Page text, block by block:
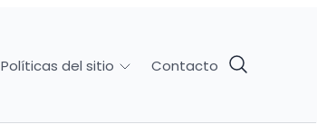
Políticas del sitio Contacto